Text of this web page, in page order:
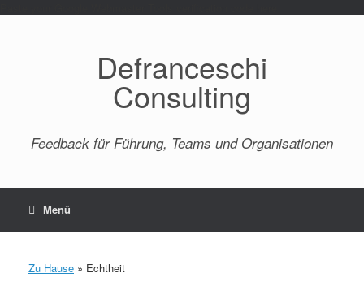
Defranceschi
Consulting
Feedback für Führung, Teams und Organisationen
Menü
Zu Hause » Echtheit